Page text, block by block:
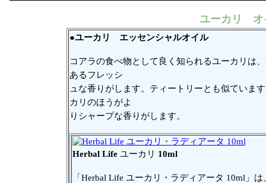
ユーカリ オ
●ユーカリ エッセンシャルオイル
コアラの食べ物として良く知られるユーカリは
あるフレッシ
ュな香りがします。ティートリーとも似ていま
カリのほうがよ
りシャープな香りがします。
Herbal Life ユーカリ 10ml
「Herbal Life ユーカリ・ラディアータ 10ml」は